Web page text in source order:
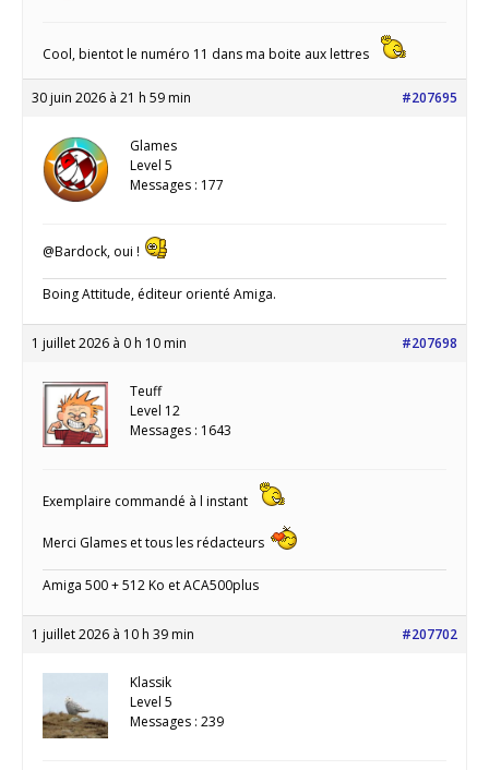
Cool, bientot le numéro 11 dans ma boite aux lettres
30 juin 2026 à 21 h 59 min #207695
Glames
Level 5
Messages : 177
@Bardock, oui !
Boing Attitude, éditeur orienté Amiga.
1 juillet 2026 à 0 h 10 min #207698
Teuff
Level 12
Messages : 1643
Exemplaire commandé à l instant
Merci Glames et tous les rédacteurs
Amiga 500 + 512 Ko et ACA500plus
1 juillet 2026 à 10 h 39 min #207702
Klassik
Level 5
Messages : 239